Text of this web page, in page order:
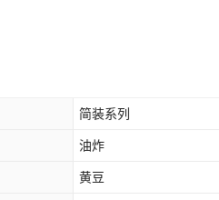
简装系列
油炸
黄豆